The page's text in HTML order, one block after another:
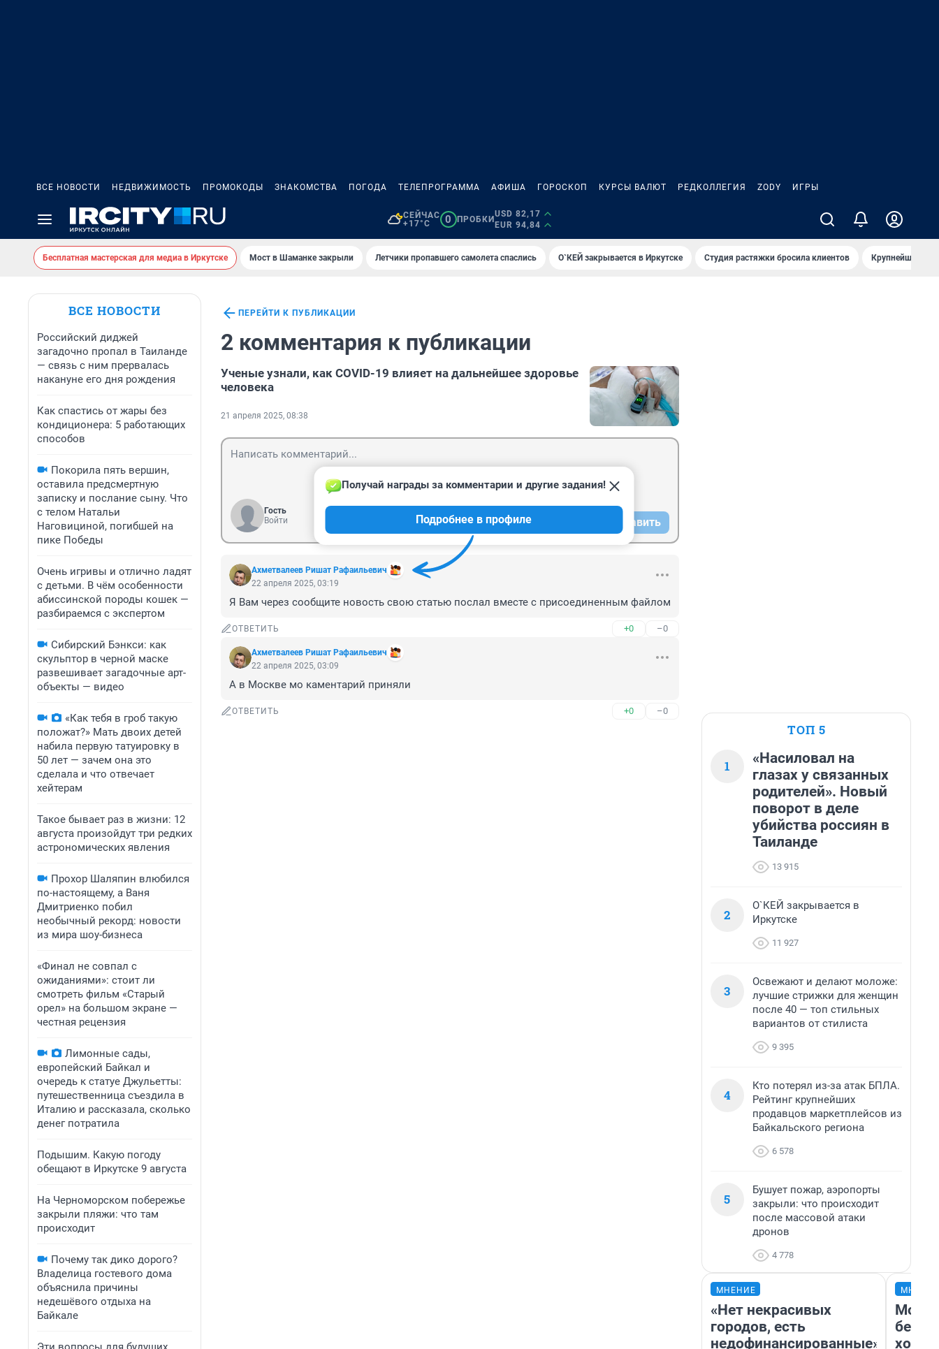
ВСЕ НОВОСТИ НЕДВИЖИМОСТЬ ПРОМОКОДЫ ЗНАКОМСТВА ПОГОДА ТЕЛЕПРОГРАММА АФИША ГОРОСКОП КУРСЫ ВАЛЮТ РЕДКОЛЛЕГИЯ ZODY ИГРЫ
СЕЙЧАС
+17°C
0 ПРОБКИ
USD 82,17
EUR 94,84
Бесплатная мастерская для медиа в Иркутске Мост в Шаманке закрыли Летчики пропавшего самолета спаслись О`КЕЙ закрывается в Иркутске Студия растяжки бросила клиентов Крупнейшие
ВСЕ НОВОСТИ
Российский диджей
загадочно пропал в Таиланде
— связь с ним прервалась
накануне его дня рождения
Как спастись от жары без
кондиционера: 5 работающих
способов
Покорила пять вершин,
оставила предсмертную
записку и послание сыну. Что
с телом Натальи
Наговициной, погибшей на
пике Победы
Очень игривы и отлично ладят
с детьми. В чём особенности
абиссинской породы кошек —
разбираемся с экспертом
Сибирский Бэнкси: как
скульптор в черной маске
развешивает загадочные арт-
объекты — видео
«Как тебя в гроб такую
положат?» Мать двоих детей
набила первую татуировку в
50 лет — зачем она это
сделала и что отвечает
хейтерам
Такое бывает раз в жизни: 12
августа произойдут три редких
астрономических явления
Прохор Шаляпин влюбился
по-настоящему, а Ваня
Дмитриенко побил
необычный рекорд: новости
из мира шоу-бизнеса
«Финал не совпал с
ожиданиями»: стоит ли
смотреть фильм «Старый
орел» на большом экране —
честная рецензия
Лимонные сады,
европейский Байкал и
очередь к статуе Джульетты:
путешественница съездила в
Италию и рассказала, сколько
денег потратила
Подышим. Какую погоду
обещают в Иркутске 9 августа
На Черноморском побережье
закрыли пляжи: что там
происходит
Почему так дико дорого?
Владелица гостевого дома
объяснила причины
недешёвого отдыха на
Байкале
ПЕРЕЙТИ К ПУБЛИКАЦИИ
2 комментария к публикации
Ученые узнали, как COVID-19 влияет на дальнейшее здоровье
человека
21 апреля 2025, 08:38
Гость
Войти
Отправить
Ахметвалеев Ришат Рафаильевич
Получай награды за комментарии и другие задания!
Подробнее в профиле
22 апреля 2025, 03:19
Я Вам через сообщите новость свою статью послал вместе с присоединенным файлом
ОТВЕТИТЬ +0 –0
Ахметвалеев Ришат Рафаильевич
22 апреля 2025, 03:09
А в Москве мо каментарий приняли
ОТВЕТИТЬ +0 –0
ТОП 5
1
«Насиловал на
глазах у связанных
родителей». Новый
поворот в деле
убийства россиян в
Таиланде
13 915
2
О`КЕЙ закрывается в
Иркутске
11 927
3
Освежают и делают моложе:
лучшие стрижки для женщин
после 40 — топ стильных
вариантов от стилиста
9 395
4
Кто потерял из-за атак БПЛА.
Рейтинг крупнейших
продавцов маркетплейсов из
Байкальского региона
6 578
5
Бушует пожар, аэропорты
закрыли: что происходит
после массовой атаки
дронов
4 778
МНЕНИЕ
«Нет некрасивых
городов, есть
недофинансированные».
Мой